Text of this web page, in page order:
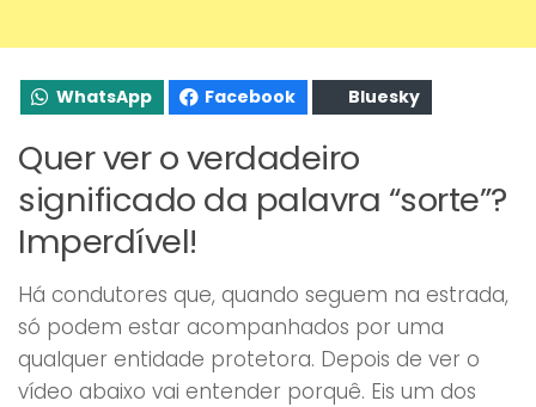
WhatsApp Facebook Bluesky
Quer ver o verdadeiro
significado da palavra “sorte”?
Imperdível!
Há condutores que, quando seguem na estrada,
só podem estar acompanhados por uma
qualquer entidade protetora. Depois de ver o
vídeo abaixo vai entender porquê. Eis um dos